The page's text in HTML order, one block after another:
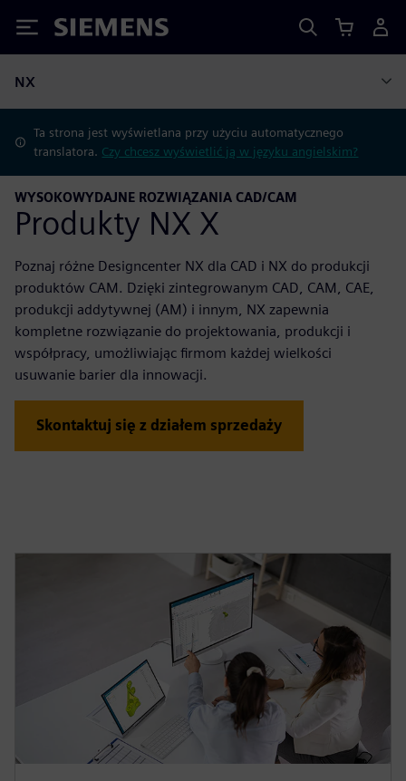
Siemens
NX
Ta strona jest wyświetlana przy użyciu automatycznego
translatora. Czy chcesz wyświetlić ją w języku angielskim?
WYSOKOWYDAJNE ROZWIĄZANIA CAD/CAM
Produkty NX X
Poznaj różne Designcenter NX dla CAD i NX do produkcji
produktów CAM. Dzięki zintegrowanym CAD, CAM, CAE,
produkcji addytywnej (AM) i innym, NX zapewnia
kompletne rozwiązanie do projektowania, produkcji i
współpracy, umożliwiając firmom każdej wielkości
usuwanie barier dla innowacji.
Skontaktuj się z działem sprzedaży